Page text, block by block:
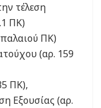
τέλεση
ΠΚ)
ΠΚ)
(αρ. 159
ΠΚ),
Εξουσίας (αρ.